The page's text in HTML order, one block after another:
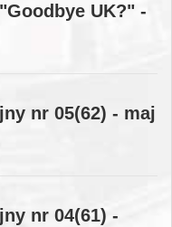
UK?" -
nr 05(62) - maj
nr 04(61) -